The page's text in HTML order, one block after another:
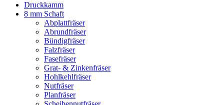
Druckkamm
8 mm Schaft
Abplattfräser
Abrundfräser
Bündigfräser
Falzfräser
Fasefräser
Grat- & Zinkenfräser
Hohlkehlfräser
Nutfräser
Planfräser